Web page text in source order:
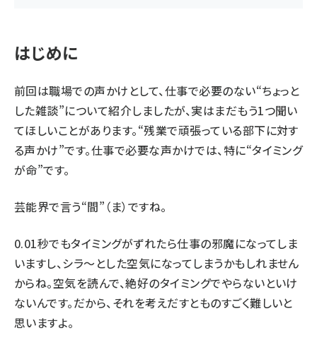
はじめに
前回は職場での声かけとして、仕事で必要のない“ちょっと
した雑談”について紹介しましたが、実はまだもう1つ聞い
てほしいことがあります。“残業で頑張っている部下に対す
る声かけ”です。仕事で必要な声かけでは、特に“タイミング
が命”です。
芸能界で言う“間”（ま）ですね。
0.01秒でもタイミングがずれたら仕事の邪魔になってしま
いますし、シラ～とした空気になってしまうかもしれません
からね。空気を読んで、絶好のタイミングでやらないといけ
ないんです。だから、それを考えだすとものすごく難しいと
思いますよ。